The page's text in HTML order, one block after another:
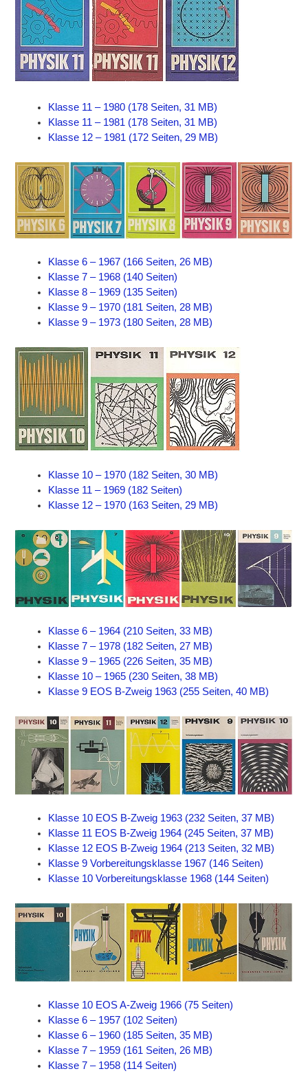
Klasse 11 – 1980 (178 Seiten, 31 MB)
Klasse 11 – 1981 (178 Seiten, 31 MB)
Klasse 12 – 1981 (172 Seiten, 29 MB)
Klasse 6 – 1967 (166 Seiten, 26 MB)
Klasse 7 – 1968 (140 Seiten)
Klasse 8 – 1969 (135 Seiten)
Klasse 9 – 1970 (181 Seiten, 28 MB)
Klasse 9 – 1973 (180 Seiten, 28 MB)
Klasse 10 – 1970 (182 Seiten, 30 MB)
Klasse 11 – 1969 (182 Seiten)
Klasse 12 – 1970 (163 Seiten, 29 MB)
Klasse 6 – 1964 (210 Seiten, 33 MB)
Klasse 7 – 1978 (182 Seiten, 27 MB)
Klasse 9 – 1965 (226 Seiten, 35 MB)
Klasse 10 – 1965 (230 Seiten, 38 MB)
Klasse 9 EOS B-Zweig 1963 (255 Seiten, 40 MB)
Klasse 10 EOS B-Zweig 1963 (232 Seiten, 37 MB)
Klasse 11 EOS B-Zweig 1964 (245 Seiten, 37 MB)
Klasse 12 EOS B-Zweig 1964 (213 Seiten, 32 MB)
Klasse 9 Vorbereitungsklasse 1967 (146 Seiten)
Klasse 10 Vorbereitungsklasse 1968 (144 Seiten)
Klasse 10 EOS A-Zweig 1966 (75 Seiten)
Klasse 6 – 1957 (102 Seiten)
Klasse 6 – 1960 (185 Seiten, 35 MB)
Klasse 7 – 1959 (161 Seiten, 26 MB)
Klasse 7 – 1958 (114 Seiten)